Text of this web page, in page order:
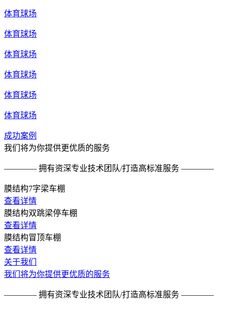
体育球场
体育球场
体育球场
体育球场
体育球场
体育球场
成功案例
我们将为你提供更优质的服务
———— 拥有资深专业技术团队/打造高标准服务 ————
膜结构7字梁车棚
查看详情
膜结构双跳梁停车棚
查看详情
膜结构冒顶车棚
查看详情
关于我们
我们将为你提供更优质的服务
———— 拥有资深专业技术团队/打造高标准服务 ————